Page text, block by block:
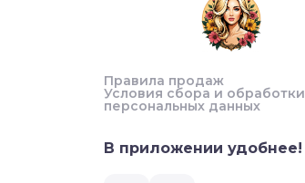
Правила продаж
Условия сбора и обработки
персональных данных
В приложении удобнее!